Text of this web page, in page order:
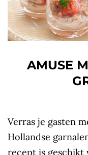
AMUSE
Verras je gasten
Hollandse
recept is geschikt